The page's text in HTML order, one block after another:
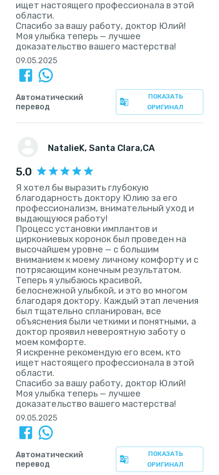
ищет настоящего профессионала в этой
области.
Спасибо за вашу работу, доктор Юлий!
Моя улыбка теперь — лучшее
доказательство вашего мастерства!
09.05.2025
ПОКАЗАТЬ
ОРИГИНАЛ
Автоматический
перевод
NatalieK, Santa Clara,CA
5.0
Я хотел бы выразить глубокую
благодарность доктору Юлию за его
профессионализм, внимательный уход и
выдающуюся работу!
Процесс установки имплантов и
циркониевых коронок был проведен на
высочайшем уровне — с большим
вниманием к моему личному комфорту и с
потрясающим конечным результатом.
Теперь я улыбаюсь красивой,
белоснежной улыбкой, и это во многом
благодаря доктору. Каждый этап лечения
был тщательно спланирован, все
объяснения были четкими и понятными, а
доктор проявил невероятную заботу о
моем комфорте.
Я искренне рекомендую его всем, кто
ищет настоящего профессионала в этой
области.
Спасибо за вашу работу, доктор Юлий!
Моя улыбка теперь — лучшее
доказательство вашего мастерства!
09.05.2025
ПОКАЗАТЬ
ОРИГИНАЛ
Автоматический
перевод